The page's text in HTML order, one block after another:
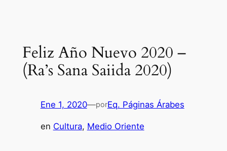
Feliz Año Nuevo 2020 –
(Ra’s Sana Saiida 2020)
Ene 1, 2020—porEq. Páginas Árabes
en Cultura, Medio Oriente